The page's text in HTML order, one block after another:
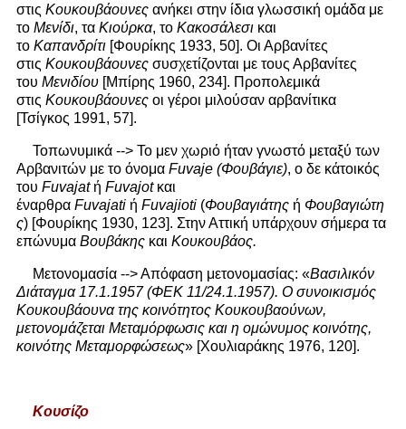
στις Κουκουβάουνεςανήκει στην ίδια γλωσσική ομάδα με
το Μενίδι, τα Κιούρκα, το Κακοσάλεσικαι
το Καπανδρίτι[Φουρίκης 1933, 50]. Οι Αρβανίτες
στις Κουκουβάουνεςσυσχετίζονται με τους Αρβανίτες
του Μενιδίου[Μπίρης 1960, 234]. Προπολεμικά
στις Κουκουβάουνεςοι γέροι μιλούσαν αρβανίτικα
[Τσίγκος 1991, 57].
Τοπωνυμικά --> Το μεν χωριό ήταν γνωστό μεταξύ των
Αρβανιτών με το όνομα Fuvaje (Φουβάγιε), ο δε κάτοικός
του Fuvajatή Fuvajotκαι
έναρθρα Fuvajatiή Fuvajioti(Φουβαγιάτηςή Φουβαγιώτη
ς) [Φουρίκης 1930, 123]. Στην Αττική υπάρχουν σήμερα τα
επώνυμα Βουβάκηςκαι Κουκουβάος.
Μετονομασία --> Απόφαση μετονομασίας: «Βασιλικόν
Διάταγμα 17.1.1957 (ΦΕΚ 11/24.1.1957). Ο συνοικισμός
Κουκουβάουνα της κοινότητος Κουκουβαούνων,
μετονομάζεται Μεταμόρφωσις και η ομώνυμος κοινότης,
κοινότης Μεταμορφώσεως» [Χουλιαράκης 1976, 120].
Κουσίζο